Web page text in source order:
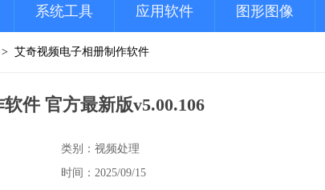
系统工具 应用软件 图形图像
艾奇视频电子相册制作软件
件 官方最新版v5.00.106
类别：视频处理
时间：2025/09/15